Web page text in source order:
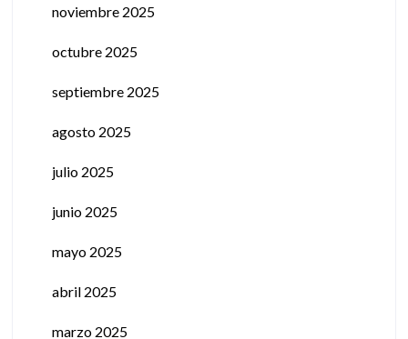
noviembre 2025
octubre 2025
septiembre 2025
agosto 2025
julio 2025
junio 2025
mayo 2025
abril 2025
marzo 2025